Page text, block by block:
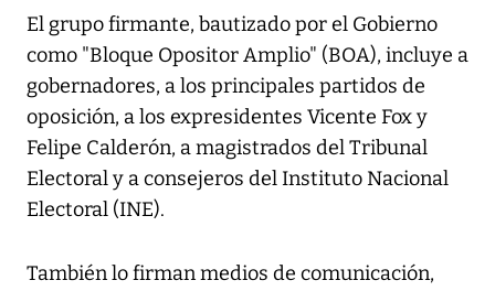
El grupo firmante, bautizado por el Gobierno
como "Bloque Opositor Amplio" (BOA), incluye a
gobernadores, a los principales partidos de
oposición, a los expresidentes Vicente Fox y
Felipe Calderón, a magistrados del Tribunal
Electoral y a consejeros del Instituto Nacional
Electoral (INE).
También lo firman medios de comunicación,